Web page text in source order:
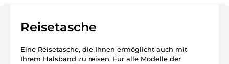
Reisetasche
Eine Reisetasche, die Ihnen ermöglicht auch mit
Ihrem Halsband zu reisen. Für alle Modelle der